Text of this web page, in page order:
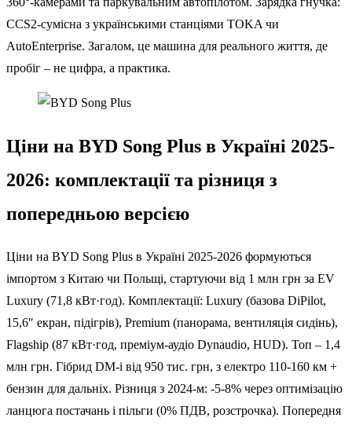
CCS2-сумісна з українськими станціями TOKA чи
AutoEnterprise. Загалом, це машина для реального життя, де
пробіг – не цифра, а практика.
Ціни на BYD Song Plus в Україні 2025-
2026: комплектації та різниця з
попередньою версією
Ціни на BYD Song Plus в Україні 2025-2026 формуються
імпортом з Китаю чи Польщі, стартуючи від 1 млн грн за EV
Luxury (71,8 кВт·год). Комплектації: Luxury (базова DiPilot,
15,6″ екран, підігрів), Premium (панорама, вентиляція сидінь),
Flagship (87 кВт·год, преміум-аудіо Dynaudio, HUD). Топ – 1,4
млн грн. Гібрид DM-i від 950 тис. грн, з електро 110-160 км +
бензин для дальніх. Різниця з 2024-м: -5-8% через оптимізацію
ланцюга постачань і пільги (0% ПДВ, розстрочка). Попередня